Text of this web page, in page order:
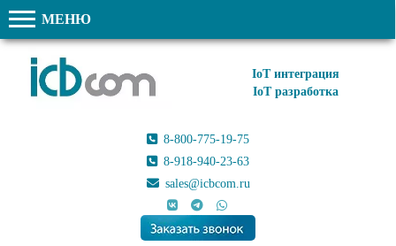
МЕНЮ
IoT интеграция
IoT разработка
8-800-775-19-75
8-918-940-23-63
sales@icbcom.ru